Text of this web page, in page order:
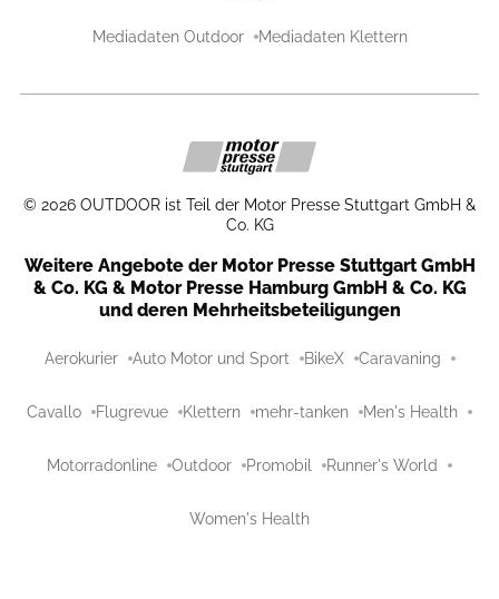
Mediadaten Outdoor Mediadaten Klettern
© 2026 OUTDOOR ist Teil der Motor Presse Stuttgart GmbH &
Co. KG
Weitere Angebote der Motor Presse Stuttgart GmbH
& Co. KG & Motor Presse Hamburg GmbH & Co. KG
und deren Mehrheitsbeteiligungen
Aerokurier Auto Motor und Sport BikeX Caravaning
Cavallo Flugrevue Klettern mehr-tanken Men's Health
Motorradonline Outdoor Promobil Runner's World
Women's Health